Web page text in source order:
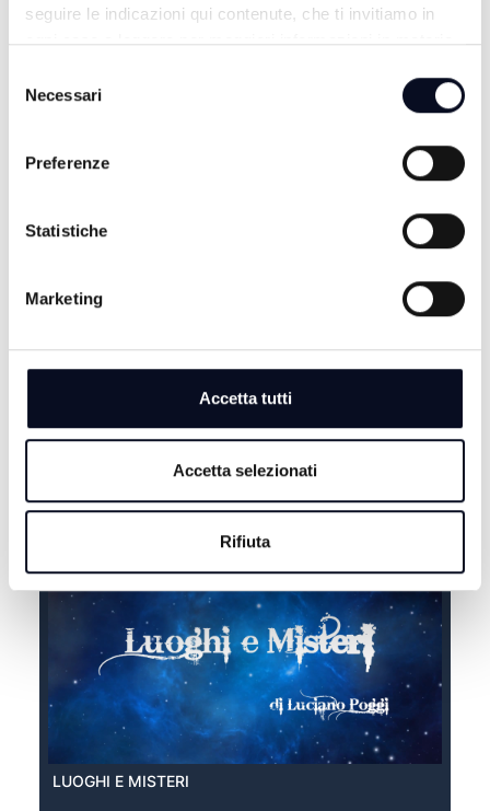
seguire le indicazioni qui contenute, che ti invitiamo in
ogni caso a leggere per maggiori informazioni in materia
delNecessari
Preferenze
Statistiche
Marketing
Accetta tutti
Accetta selezionati
Rifiuta
TG SERA
EXTRA ESTATE
LUOGHI E MISTERI